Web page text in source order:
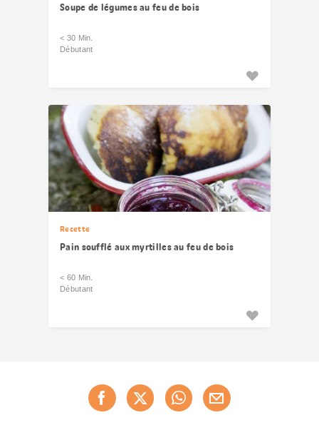
Soupe de légumes au feu de bois
< 30 Min.
Débutant
Recette
Pain soufflé aux myrtilles au feu de bois
< 60 Min.
Débutant
Recommander maintenant